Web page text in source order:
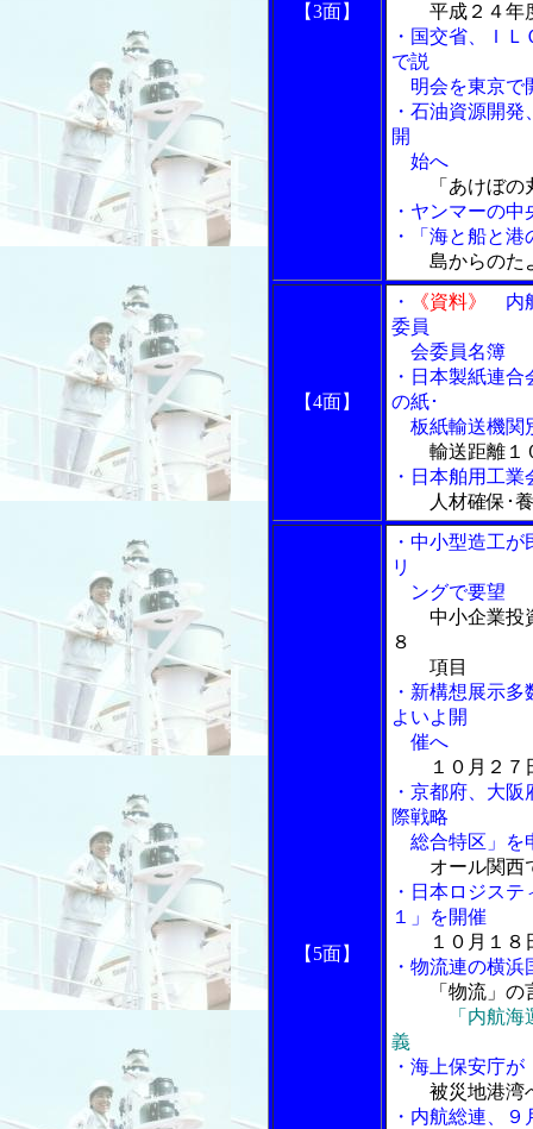
【3面】
平成２４年
・国交省、Ｉ
で説
明会を東京で
・石油資源開
開
始へ
「あけぼの
・ヤンマーの
・「海と船と
島からの
【4面】
・ 《資料》
内
委員
会委員名簿
・日本製紙連
の紙･
板紙輸送機関
輸送距離１
・日本舶用工
人材確保･
【5面】
・中小型造工
リ
ングで要望
中小企業投
８
項目
・新構想展示
よいよ開
催へ
１０月２
・京都府、大
際戦略
総合特区」を
オール関西
・日本ロジス
１」を開催
１０月１
・物流連の横
「物流」の
「内航海
義
・海上保安庁
被災地港湾
・内航総連、